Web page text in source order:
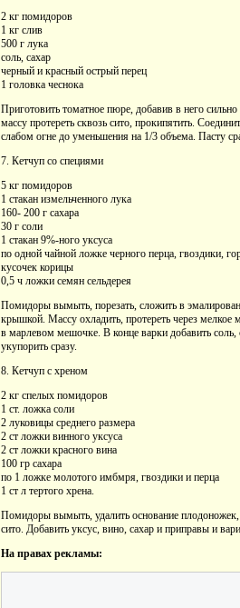
2 кг помидоров
1 кг слив
500 г лука
соль, сахар
черный и красный острый перец
1 головка чеснока
Приготовить томатное пюре, добавив в него
массу протереть сквозь сито, прокипятить.
слабом огне до уменьшения на 1/3 объема. Пасту
7. Кетчуп со специями
5 кг помидоров
1 стакан измельченного лука
160- 200 г сахара
30 г соли
1 стакан 9%-ного уксуса
по одной чайной ложке черного перца, гвоздики,
кусочек корицы
0,5 ч ложки семян сельдерея
Помидоры вымыть, порезать, сложить в
крышкой. Массу охладить, протереть через мелкое
в марлевом мешочке. В конце варки добавить соль,
укупорить сразу.
8. Кетчуп с хреном
2 кг спелых помидоров
1 ст. ложка соли
2 луковицы среднего размера
2 ст ложки винного уксуса
2 ст ложки красного вина
100 гр сахара
по 1 ложке молотого имбмря, гвоздики и перца
1 ст л тертого хрена.
Помидоры вымыть, удалить основание плодоножек,
сито. Добавить уксус, вино, сахар и приправы и
На правах рекламы: